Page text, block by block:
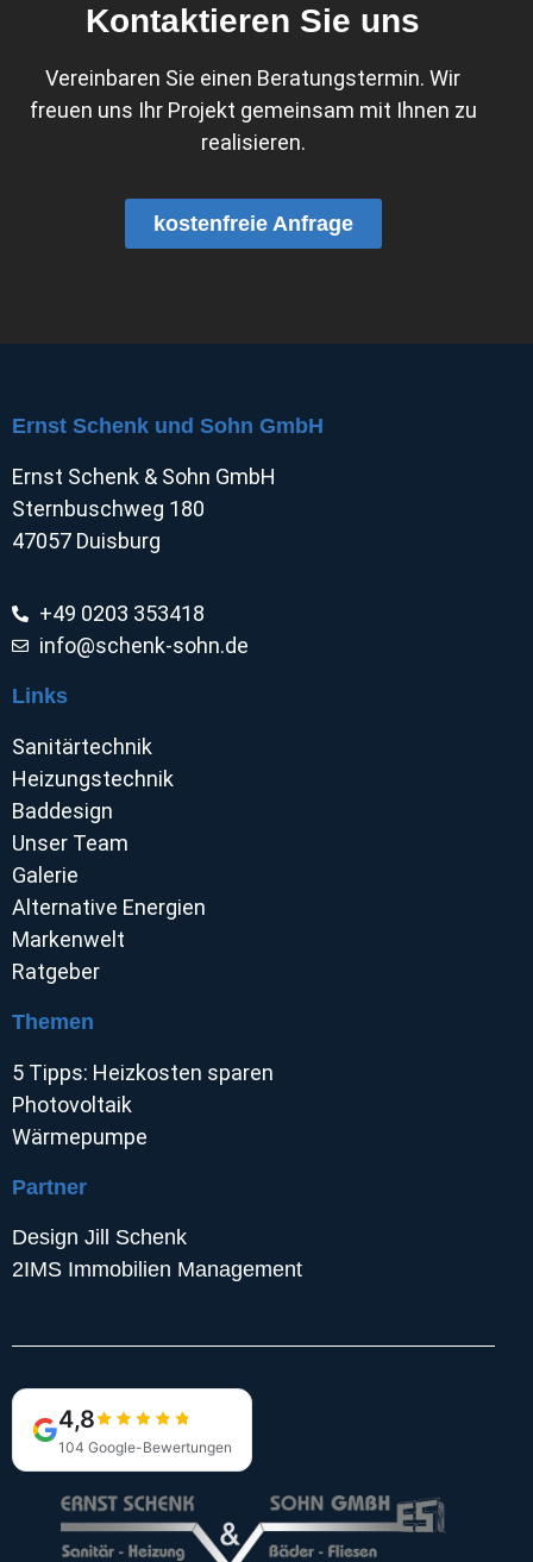
Kontaktieren Sie uns
Vereinbaren Sie einen Beratungstermin. Wir
freuen uns Ihr Projekt gemeinsam mit Ihnen zu
realisieren.
kostenfreie Anfrage
Ernst Schenk und Sohn GmbH
Ernst Schenk & Sohn GmbH
Sternbuschweg 180
47057 Duisburg
+49 0203 353418
info@schenk-sohn.de
Links
Sanitärtechnik
Heizungstechnik
Baddesign
Unser Team
Galerie
Alternative Energien
Markenwelt
Ratgeber
Themen
5 Tipps: Heizkosten sparen
Photovoltaik
Wärmepumpe
Partner
Design Jill Schenk
2IMS Immobilien Management